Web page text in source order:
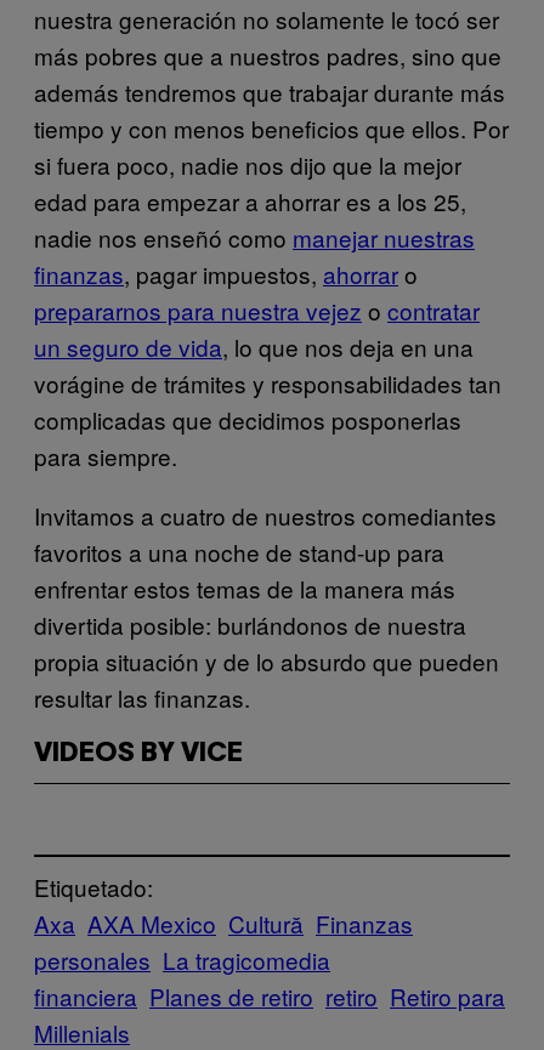
nuestra generación no solamente le tocó ser
más pobres que a nuestros padres, sino que
además tendremos que trabajar durante más
tiempo y con menos beneficios que ellos. Por
si fuera poco, nadie nos dijo que la mejor
edad para empezar a ahorrar es a los 25,
nadie nos enseñó como manejar nuestras
finanzas, pagar impuestos, ahorraro
prepararnos para nuestra vejez o contratar
un seguro de vida, lo que nos deja en una
vorágine de trámites y responsabilidades tan
complicadas que decidimos posponerlas
para siempre.
Invitamos a cuatro de nuestros comediantes
favoritos a una noche de stand-up para
enfrentar estos temas de la manera más
divertida posible: burlándonos de nuestra
propia situación y de lo absurdo que pueden
resultar las finanzas.
VIDEOS BY VICE
Etiquetado:
Axa AXA Mexico Cultură Finanzas
personales La tragicomedia
financiera Planes de retiro retiro Retiro para
Millenials